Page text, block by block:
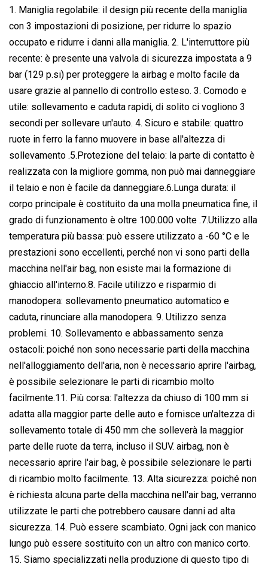
1. Maniglia regolabile: il design più recente della maniglia
con 3 impostazioni di posizione, per ridurre lo spazio
occupato e ridurre i danni alla maniglia. 2. L'interruttore più
recente: è presente una valvola di sicurezza impostata a 9
bar (129 p.si) per proteggere la airbag e molto facile da
usare grazie al pannello di controllo esteso. 3. Comodo e
utile: sollevamento e caduta rapidi, di solito ci vogliono 3
secondi per sollevare un'auto. 4. Sicuro e stabile: quattro
ruote in ferro la fanno muovere in base all'altezza di
sollevamento .5.Protezione del telaio: la parte di contatto è
realizzata con la migliore gomma, non può mai danneggiare
il telaio e non è facile da danneggiare.6.Lunga durata: il
corpo principale è costituito da una molla pneumatica fine, il
grado di funzionamento è oltre 100.000 volte .7.Utilizzo alla
temperatura più bassa: può essere utilizzato a -60 °C e le
prestazioni sono eccellenti, perché non vi sono parti della
macchina nell'air bag, non esiste mai la formazione di
ghiaccio all'interno.8. Facile utilizzo e risparmio di
manodopera: sollevamento pneumatico automatico e
caduta, rinunciare alla manodopera. 9. Utilizzo senza
problemi. 10. Sollevamento e abbassamento senza
ostacoli: poiché non sono necessarie parti della macchina
nell'alloggiamento dell'aria, non è necessario aprire l'airbag,
è possibile selezionare le parti di ricambio molto
facilmente.11. Più corsa: l'altezza da chiuso di 100 mm si
adatta alla maggior parte delle auto e fornisce un'altezza di
sollevamento totale di 450 mm che solleverà la maggior
parte delle ruote da terra, incluso il SUV. airbag, non è
necessario aprire l'air bag, è possibile selezionare le parti
di ricambio molto facilmente. 13. Alta sicurezza: poiché non
è richiesta alcuna parte della macchina nell'air bag, verranno
utilizzate le parti che potrebbero causare danni ad alta
sicurezza. 14. Può essere scambiato. Ogni jack con manico
lungo può essere sostituito con un altro con manico corto.
15. Siamo specializzati nella produzione di questo tipo di